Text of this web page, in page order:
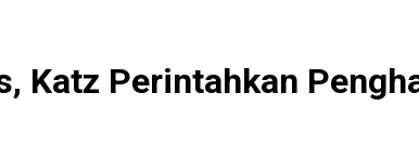
Katz Perintahkan